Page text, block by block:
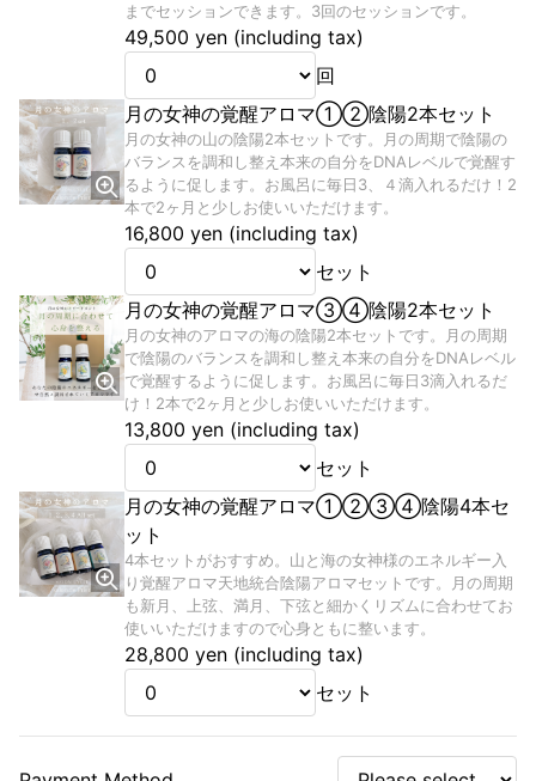
までセッションできます。3回のセッションです。
49,500 yen (including tax)
回
月の女神の覚醒アロマ①②陰陽2本セット
月の女神の山の陰陽2本セットです。月の周期で陰陽の
バランスを調和し整え本来の自分をDNAレベルで覚醒す
るように促します。お風呂に毎日3、４滴入れるだけ！2
本で2ヶ月と少しお使いいただけます。
16,800 yen (including tax)
セット
月の女神の覚醒アロマ③④陰陽2本セット
月の女神のアロマの海の陰陽2本セットです。月の周期
で陰陽のバランスを調和し整え本来の自分をDNAレベル
で覚醒するように促します。お風呂に毎日3滴入れるだ
け！2本で2ヶ月と少しお使いいただけます。
13,800 yen (including tax)
セット
月の女神の覚醒アロマ①②③④陰陽4本セ
ット
4本セットがおすすめ。山と海の女神様のエネルギー入
り覚醒アロマ天地統合陰陽アロマセットです。月の周期
も新月、上弦、満月、下弦と細かくリズムに合わせてお
使いいただけますので心身ともに整います。
28,800 yen (including tax)
セット